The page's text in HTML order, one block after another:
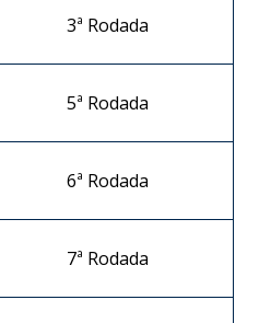
3ª Rodada
5ª Rodada
6ª Rodada
7ª Rodada